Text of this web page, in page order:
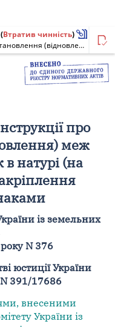
(Втратив чинність)
Про затвердження Інструкції про встановлення (відновлення) меж земельних ділянок в натурі (на місцевості) та їх закріплення межовими знаками